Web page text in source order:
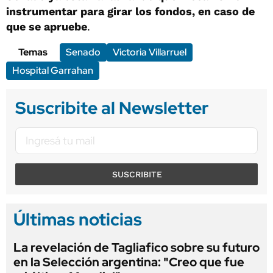
instrumentar para girar los fondos, en caso de
que se apruebe.
Temas
Senado
Victoria Villarruel
Hospital Garrahan
Suscribite al Newsletter
SUSCRIBITE
Últimas noticias
La revelación de Tagliafico sobre su futuro
en la Selección argentina: "Creo que fue